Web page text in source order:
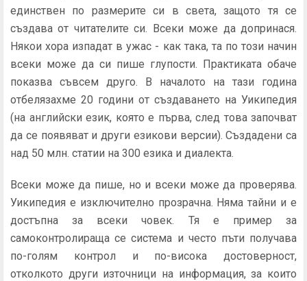
единствен по размерите си в света, защото тя се
създава от читателите си. Всеки може да допринася.
Някои хора изпадат в ужас - как така, та по този начин
всеки може да си пише глупости. Практиката обаче
показва съвсем друго. В началото на тази година
отбелязахме 20 години от създаването на Уикипедия
(на английски език, която е първа, след това започват
да се появяват и други езикови версии). Създадени са
над 50 млн. статии на 300 езика и диалекта.
Всеки може да пише, но и всеки може да проверява.
Уикипедия е изключително прозрачна. Няма тайни и е
достъпна за всеки човек. Тя е пример за
самоконтролираща се система и често пъти получава
по-голям контрол и по-висока достоверност,
отколкото други източници на информация, за които